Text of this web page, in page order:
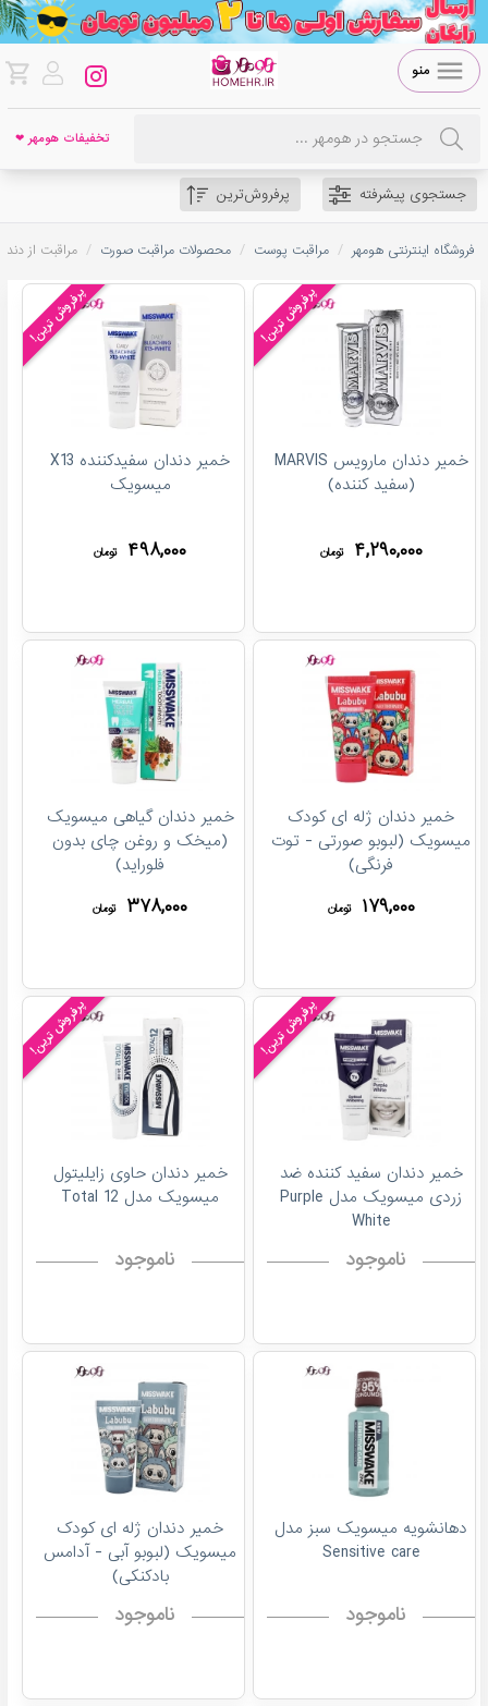
منو
تخفیفات هومهر ❤
جستجوی پیشرفته پرفروش‌ترین
فروشگاه اینترنتی هومهر / مراقبت پوست / محصولات مراقبت صورت / مراقبت از
پرفروش ترین!
خمیر دندان مارویس MARVIS
(سفید کننده)
۴,۲۹۰,۰۰۰ تومان
پرفروش ترین!
خمیر دندان سفیدکننده X13
میسویک
۴۹۸,۰۰۰ تومان
خمیر دندان ژله ای کودک
میسویک (لبوبو صورتی - توت
فرنگی)
۱۷۹,۰۰۰ تومان
خمیر دندان گیاهی میسویک
(میخک و روغن چای بدون
فلوراید)
۳۷۸,۰۰۰ تومان
پرفروش ترین!
خمیر دندان سفید کننده ضد
زردی میسویک مدل Purple
White
ناموجود
پرفروش ترین!
خمیر دندان حاوی زایلیتول
میسویک مدل Total 12
ناموجود
دهانشویه میسویک سبز مدل
Sensitive care
ناموجود
خمیر دندان ژله ای کودک
میسویک (لبوبو آبی - آدامس
بادکنکی)
ناموجود